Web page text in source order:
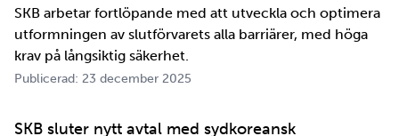
SKB arbetar fortlöpande med att utveckla och optimera
utformningen av slutförvarets alla barriärer, med höga
krav på långsiktig säkerhet.
Publicerad: 23 december 2025
SKB sluter nytt avtal med sydkoreansk